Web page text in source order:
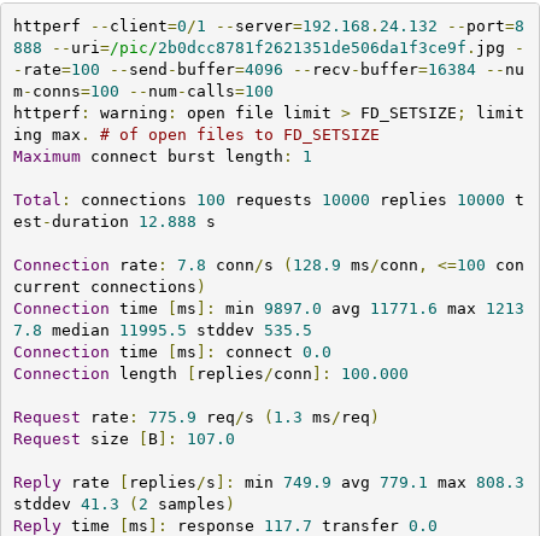
httperf -- client=0 /1 -- server=192.168 . 24.132 -- port=8
888
-- uri =/pic/2b0dcc8781f2621351de506da1f3ce9f . jpg
-
- rate=100 -- send - buffer=4096 -- recv - buffer=16384 -- nu
m- conns=100 -- num- calls=100
httperf : warning : open file limit > FD_SETSIZE ;
limit
ing max .
# of open files to FD_SETSIZE
Maximum connect burst length : 1
Total : connections 100 requests 10000 replies 10000 t
est -duration 12.888 s
Connection rate : 7.8 conn /s ( 128.9 ms /conn , <=100 con
current connections )
Connection time [ms ]: min 9897.0 avg 11771.6 max 1213
7.8 median 11995.5 stddev 535.5
Connection time [ms ]: connect 0.0
Connection length [ replies /conn ]: 100.000
Request rate : 775.9 req /s ( 1.3 ms / req )
Request size [ B]: 107.0
Reply rate [ replies /s ]: min 749.9 avg 779.1 max 808.3
stddev 41.3 ( 2 samples )
Reply time [ms ]: response 117.7 transfer 0.0